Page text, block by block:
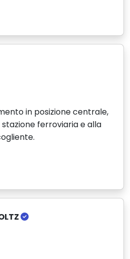
in posizione centrale,
stazione ferroviaria e alla